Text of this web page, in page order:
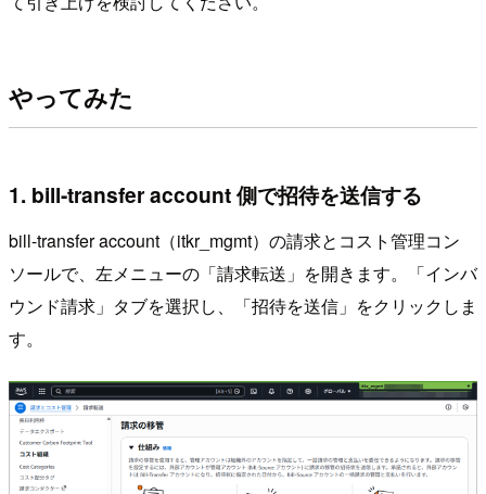
やってみた
1. bill-transfer account 側で招待を送信する
bill-transfer account（itkr_mgmt）の請求とコスト管理コン
ソールで、左メニューの「請求転送」を開きます。「インバ
ウンド請求」タブを選択し、「招待を送信」をクリックしま
す。